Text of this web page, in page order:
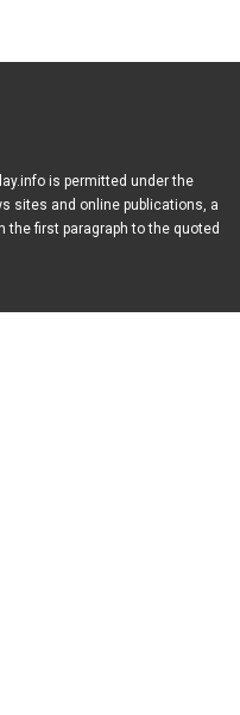
is permitted under the
sites and online publications, a
the first paragraph to the quoted